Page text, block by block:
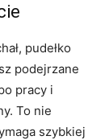
pudełko
podejrzane
pracy i
To nie
szybkiej